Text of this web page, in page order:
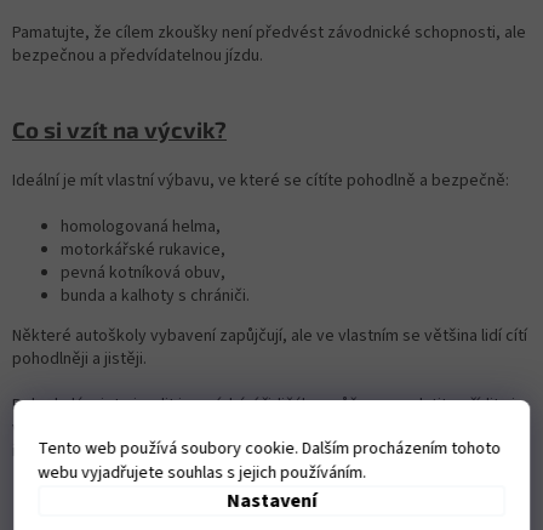
Tento web používá soubory cookie. Dalším procházením tohoto
webu vyjadřujete souhlas s jejich používáním.
Nastavení
Pamatujte, že cílem zkoušky není předvést závodnické schopnosti, ale
bezpečnou a předvídatelnou jízdu.
Co si vzít na výcvik?
Ideální je mít vlastní výbavu, ve které se cítíte pohodlně a bezpečně:
homologovaná helma,
motorkářské rukavice,
pevná kotníková obuv,
bunda a kalhoty s chrániči.
Některé autoškoly vybavení zapůjčují, ale ve vlastním se většina lidí cítí
pohodlněji a jistěji.
Pokud plánujete jezdit i po získání řidičáku, může se vyplatit pořídit si
vlastní
instruktorem, ale později i pro navigaci nebo spojení s ostatními jezdci.